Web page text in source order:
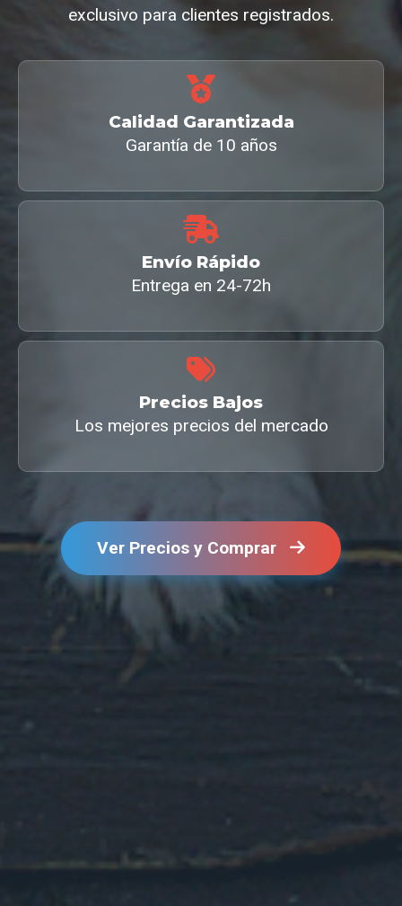
exclusivo para clientes registrados.
Calidad Garantizada
Garantía de 10 años
Envío Rápido
Entrega en 24-72h
Precios Bajos
Los mejores precios del mercado
Ver Precios y Comprar